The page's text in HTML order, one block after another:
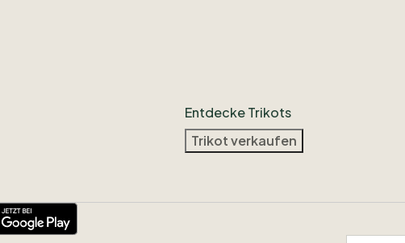
Entdecke Trikots
Trikot verkaufen